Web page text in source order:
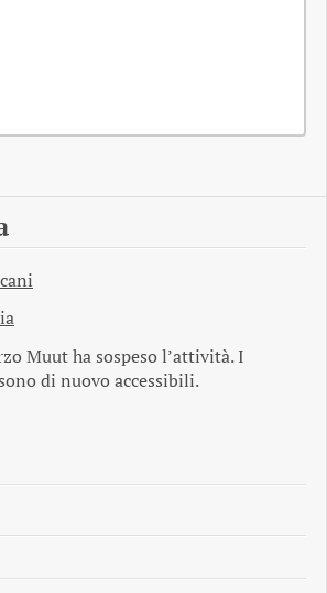
Muut ha sospeso l’attività. I
di nuovo accessibili.